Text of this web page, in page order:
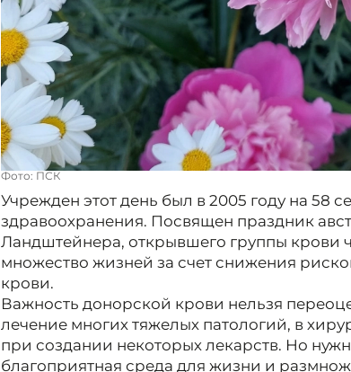
Фото: ПСК
Учрежден этот день был в 2005 году на 58
здравоохранения. Посвящен праздник
Ландштейнера, открывшего группы крови
множество жизней за счет снижения
крови.
Важность донорской крови нельзя
лечение многих тяжелых патологий, в
при создании некоторых лекарств. Но
благоприятная среда для жизни и